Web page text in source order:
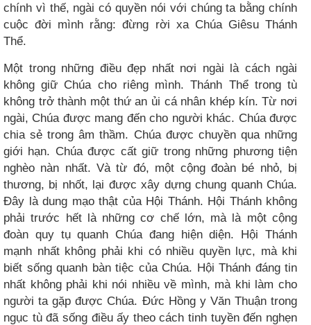
chính vì thế, ngài có quyền nói với chúng ta bằng chính
cuộc đời mình rằng: đừng rời xa Chúa Giêsu Thánh
Thể.
Một trong những điều đẹp nhất nơi ngài là cách ngài
không giữ Chúa cho riêng mình. Thánh Thể trong tù
không trở thành một thứ an ủi cá nhân khép kín. Từ nơi
ngài, Chúa được mang đến cho người khác. Chúa được
chia sẻ trong âm thầm. Chúa được chuyền qua những
giới hạn. Chúa được cất giữ trong những phương tiện
nghèo nàn nhất. Và từ đó, một cộng đoàn bé nhỏ, bị
thương, bị nhốt, lại được xây dựng chung quanh Chúa.
Đây là dung mạo thật của Hội Thánh. Hội Thánh không
phải trước hết là những cơ chế lớn, mà là một cộng
đoàn quy tụ quanh Chúa đang hiện diện. Hội Thánh
mạnh nhất không phải khi có nhiều quyền lực, mà khi
biết sống quanh bàn tiệc của Chúa. Hội Thánh đáng tin
nhất không phải khi nói nhiều về mình, mà khi làm cho
người ta gặp được Chúa. Đức Hồng y Văn Thuận trong
ngục tù đã sống điều ấy theo cách tinh tuyền đến nghẹn